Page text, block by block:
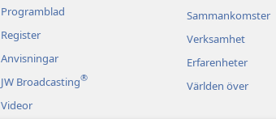
Programblad
Register
Anvisningar
JW Broadcasting®
Videor
Sammankomster
Verksamhet
Erfarenheter
Världen över